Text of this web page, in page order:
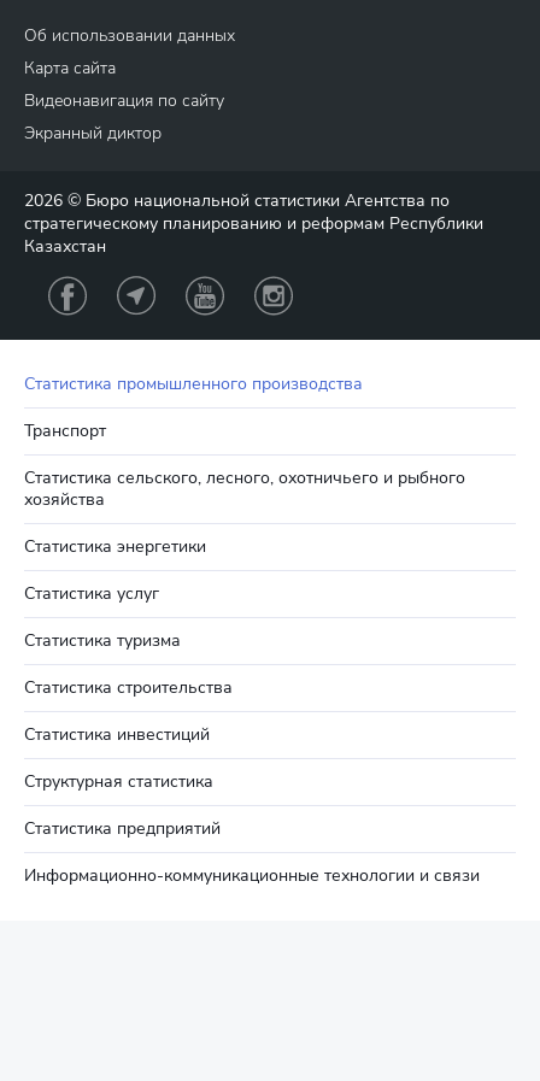
Статистика промышленного производства
Транспорт
Статистика сельского, лесного, охотничьего и рыбного
хозяйства
Статистика энергетики
Статистика услуг
Статистика туризма
Статистика строительства
Статистика инвестиций
Структурная статистика
Статистика предприятий
Информационно-коммуникационные технологии и связи
Об использовании данных
Карта сайта
Видеонавигация по сайту
Экранный диктор
2026 © Бюро национальной статистики Агентства по
стратегическому планированию и реформам Республики
Казахстан